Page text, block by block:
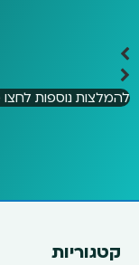
להמלצות נוספות לחצו
קטגוריות